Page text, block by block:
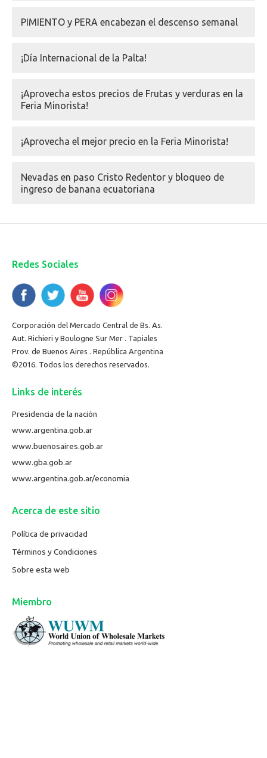
PIMIENTO y PERA encabezan el descenso semanal
¡Día Internacional de la Palta!
¡Aprovecha estos precios de Frutas y verduras en la
Feria Minorista!
¡Aprovecha el mejor precio en la Feria Minorista!
Nevadas en paso Cristo Redentor y bloqueo de
ingreso de banana ecuatoriana
Redes Sociales
Corporación del Mercado Central de Bs. As.
Aut. Richieri y Boulogne Sur Mer . Tapiales
Prov. de Buenos Aires . República Argentina
©2016. Todos los derechos reservados.
Links de interés
Presidencia de la nación
www.argentina.gob.ar
www.buenosaires.gob.ar
www.gba.gob.ar
www.argentina.gob.ar/economia
Acerca de este sitio
Política de privacidad
Términos y Condiciones
Sobre esta web
Miembro